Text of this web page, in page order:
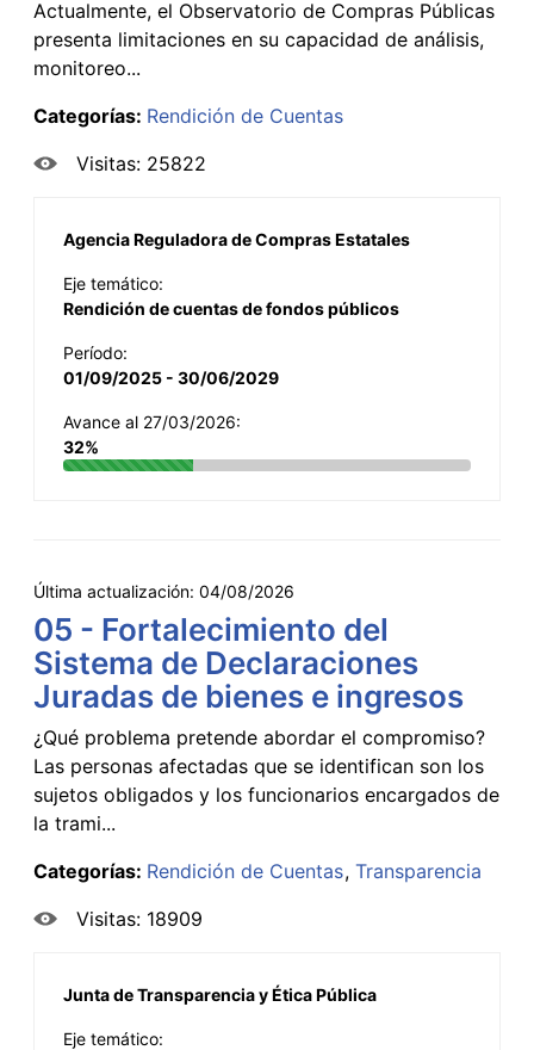
Actualmente, el Observatorio de Compras Públicas
presenta limitaciones en su capacidad de análisis,
monitoreo...
Categorías: Rendición de Cuentas
Visitas: 25822
Agencia Reguladora de Compras Estatales
Eje temático:
Rendición de cuentas de fondos públicos
Período:
01/09/2025 - 30/06/2029
Avance al 27/03/2026:
32%
Última actualización: 04/08/2026
05 - Fortalecimiento del
Sistema de Declaraciones
Juradas de bienes e ingresos
¿Qué problema pretende abordar el compromiso?
Las personas afectadas que se identifican son los
sujetos obligados y los funcionarios encargados de
la trami...
Categorías: Rendición de Cuentas Transparencia
Visitas: 18909
Junta de Transparencia y Ética Pública
Eje temático: